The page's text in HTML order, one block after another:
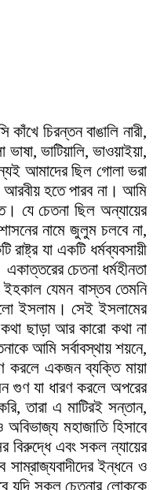
চিরন্তন বাঙালি নারী,
ভাটিয়ালি, ভাওয়াইয়া,
আমাদের ছিল গোলা ভরা
হতে পারব না। আমি
যে চেতনা ছিল অন্যায়ের
নামে জুলুম চলবে না,
যা একটি ধর্মব্যবসায়ী
চেতনা ধর্মহীনতা
যেমন বাস্তব তেমনি
ইসলাম। সেই ইসলামের
কথা ছাড়া আর কারো কথা না
আমি সর্বাবস্থায় শয়নে,
করলে একজন ব্যক্তি মায়া
গুণ যা ধারণ করলে অপরের
তারা এ মাটিরই সন্তান,
মহাজাতি হিসাবে
বিরুদ্ধে এবং সকল ন্যায়ের
ইন্ধনে ও
যদি সকল চেতনার লোককে